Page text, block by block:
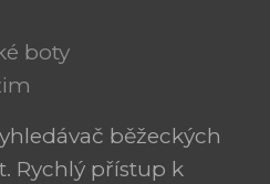
boty
běžeckých
Rychlý přístup k